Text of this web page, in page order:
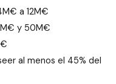
a 12M€
y 50M€
al menos el 45% del